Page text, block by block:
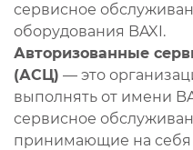
сервисное
оборудования BAXI.
Авторизованные
(АСЦ) — это
выполнять от имени
сервисное
принимающие на